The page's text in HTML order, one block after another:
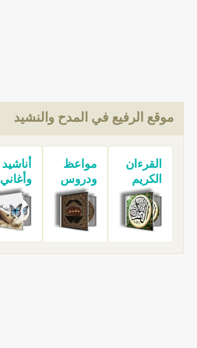
موقع الرفيع في المدح والنشيد
القرءان
الكريم
مواعظ
ودروس
أناشيد
وأغاني